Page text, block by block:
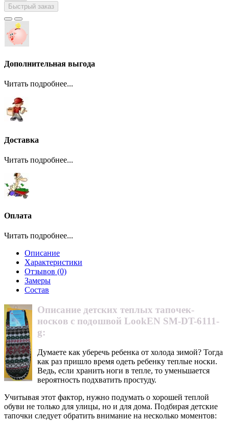
Быстрый заказ
Дополнительная выгода
Читать подробнее...
Доставка
Читать подробнее...
Оплата
Читать подробнее...
Описание
Характеристики
Отзывов (0)
Замеры
Состав
Описание детских теплых тапочек-
носков с подошвой LookEN SM-DT-6111-
g:
Думаете как уберечь ребенка от холода зимой? Тогда
как раз пришло время одеть ребенку теплые носки.
Ведь, если хранить ноги в тепле, то уменьшается
вероятность подхватить простуду.
Учитывая этот фактор, нужно подумать о хорошей теплой
обуви не только для улицы, но и для дома. Подбирая детские
тапочки следует обратить внимание на несколько моментов: